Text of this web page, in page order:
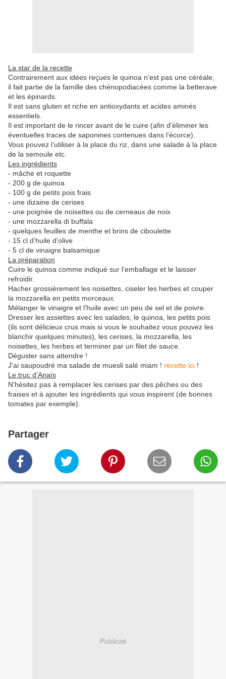
La star de la recette
Contrairement aux idées reçues le quinoa n’est pas une céréale,
il fait partie de la famille des chénopodiacées comme la betterave
et les épinards.
Il est sans gluten et riche en antioxydants et acides aminés
essentiels.
Il est important de le rincer avant de le cuire (afin d’éliminer les
éventuelles traces de saponines contenues dans l’écorce).
Vous pouvez l’utiliser à la place du riz, dans une salade à la place
de la semoule etc.
Les ingrédients
- mâche et roquette
- 200 g de quinoa
- 100 g de petits pois frais
- une dizaine de cerises
- une poignée de noisettes ou de cerneaux de noix
- une mozzarella di buffala
- quelques feuilles de menthe et brins de ciboulette
- 15 cl d’huile d’olive
- 5 cl de vinaigre balsamique
La préparation
Cuire le quinoa comme indiqué sur l’emballage et le laisser
refroidir.
Hacher grossièrement les noisettes, ciseler les herbes et couper
la mozzarella en petits morceaux.
Mélanger le vinaigre et l’huile avec un peu de sel et de poivre.
Dresser les assiettes avec les salades, le quinoa, les petits pois
(ils sont délicieux crus mais si vous le souhaitez vous pouvez les
blanchir quelques minutes), les cerises, la mozzarella, les
noisettes, les herbes et terminer par un filet de sauce.
Déguster sans attendre !
J'ai saupoudré ma salade de muesli salé miam ! recette ici !
Le truc d’Anaïs
N’hésitez pas à remplacer les cerises par des pêches ou des
fraises et à ajouter les ingrédients qui vous inspirent (de bonnes
tomates par exemple).
Partager
Publicité